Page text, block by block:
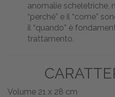
anomalie scheletriche,
“perché” e il “come”
il “quando” è
trattamento.
Volume 21 x 28 cm